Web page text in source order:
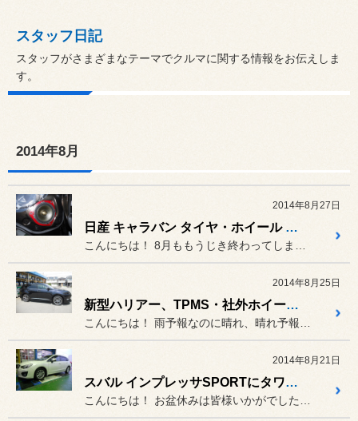
スタッフ日記
スタッフがさまざまなテーマでクルマに関する情報をお伝えしま
す。
2014年8月
2014年8月27日
日産 キャラバン タイヤ・ホイール ナビ・スピーカー取り付けしました！
2014年8月25日
新型ハリアー、TPMS・社外ホイール取り付け！！
2014年8月21日
スバル インプレッサSPORTにタワーバーを装着いたしました！